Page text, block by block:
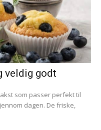
veldig godt
som passer perfekt til
dagen. De friske,